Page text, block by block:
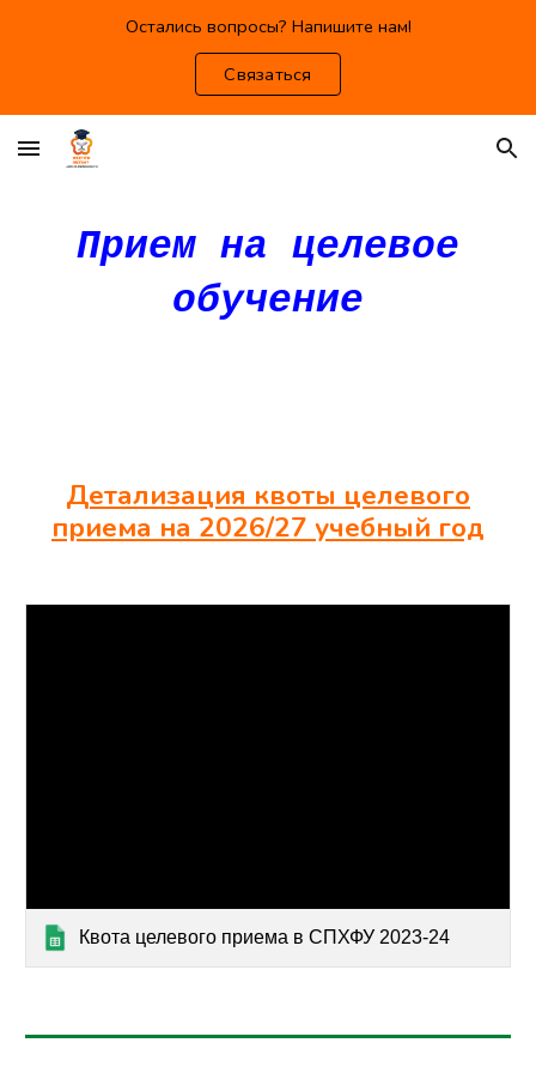
Остались вопросы? Напишите нам!
Связаться
Прием на целевое
обучение
Детализация квоты целевого
приема на 2026/27 учебный год
Квота целевого приема в СПХФУ 2023-24